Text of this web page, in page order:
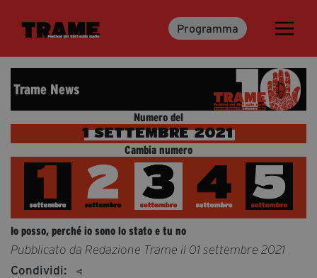
Programma
Trame.15
Ospiti
Media & Press
Accrediti Stampa
Cartella Stampa
Rassegna Stampa
Trame News
Numero del
1 SETTEMBRE 2021
Cambia numero
Focus second slide
Io posso, perché io sono lo stato e tu no
Pubblicato da Redazione Trame il 01 settembre 2021
Condividi: